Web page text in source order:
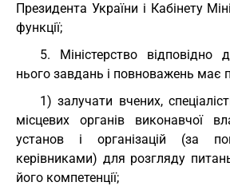
Президента України і Кабінету
функції;
5. Міністерство відповідно
нього завдань і повноважень має
1) залучати вчених,
місцевих органів виконавчої
установ і організацій (за
керівниками) для розгляду
його компетенції;